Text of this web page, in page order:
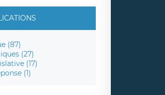
(87)
(27)
(17)
(1)